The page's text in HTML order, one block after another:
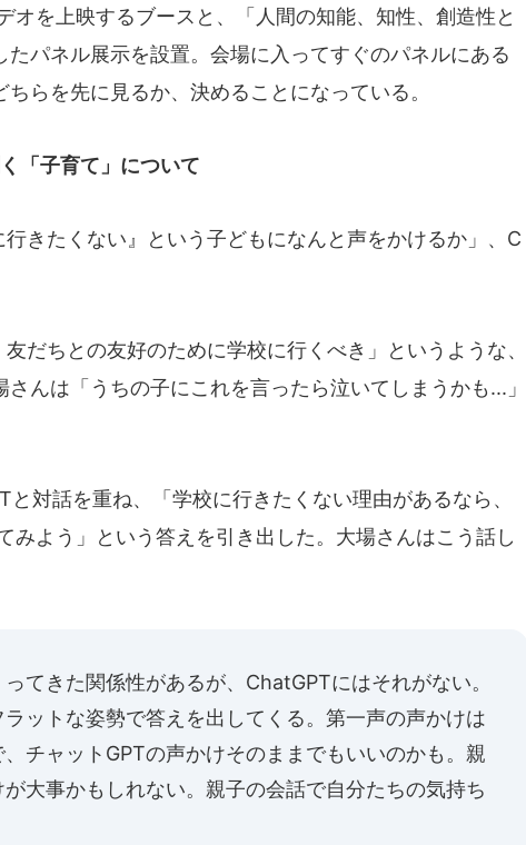
オを上映するブースと、「人間の知能、知性、創造性と
パネル展示を設置。会場に入ってすぐのパネルにある
らを先に見るか、決めることになっている。
「子育て」について
きたくない』という子どもになんと声をかけるか」、C
だちとの友好のために学校に行くべき」というような、
さんは「うちの子にこれを言ったら泣いてしまうかも...」
対話を重ね、「学校に行きたくない理由があるなら、
みよう」という答えを引き出した。大場さんはこう話し
ってきた関係性があるが、ChatGPTにはそれがない。
ットな姿勢で答えを出してくる。第一声の声かけは
チャットGPTの声かけそのままでもいいのかも。親
大事かもしれない。親子の会話で自分たちの気持ち